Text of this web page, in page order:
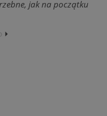
jak na początku
⏵︎